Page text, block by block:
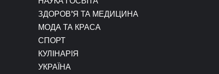
ЗДОРОВ’Я ТА МЕДИЦИНА
МОДА ТА КРАСА
СПОРТ
КУЛІНАРІЯ
УКРАЇНА